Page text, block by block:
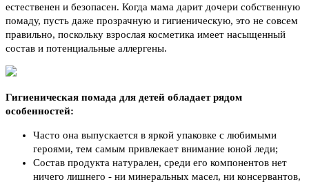
естественен и безопасен. Когда мама дарит дочери собственную
помаду, пусть даже прозрачную и гигиеническую, это не совсем
правильно, поскольку взрослая косметика имеет насыщенный
состав и потенциальные аллергены.
Гигиеническая помада для детей обладает рядом
особенностей:
Часто она выпускается в яркой упаковке с любимыми
героями, тем самым привлекает внимание юной леди;
Состав продукта натурален, среди его компонентов нет
ничего лишнего - ни минеральных масел, ни консервантов,